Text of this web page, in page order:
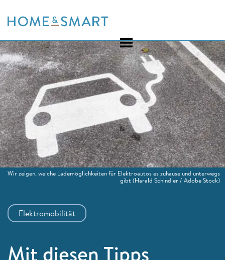
to
Elektromobilität
Mit diesen Tipps
Wir zeigen, welche Lademöglichkeiten für Elektroautos es zuhause und unterwegs
gibt (Harald Schindler / Adobe Stock)